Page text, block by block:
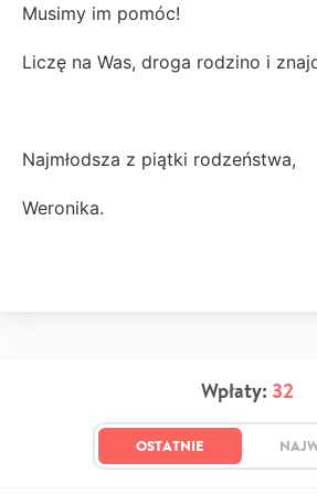
Musimy im pomóc!
Liczę na Was, droga rodzino i
Najmłodsza z piątki rodzeństwa,
Weronika.
Wpłaty: 32
OSTATNIE